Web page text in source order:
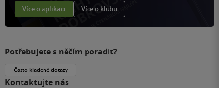
Více o aplikaci Více o klubu
Potřebujete s něčím poradit?
Často kladené dotazy
Kontaktujte nás